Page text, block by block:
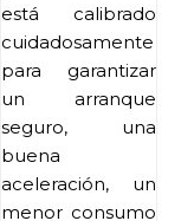
está calibrado
cuidadosamente
para garantizar
un arranque
seguro, una
buena
aceleración, un
menor consumo